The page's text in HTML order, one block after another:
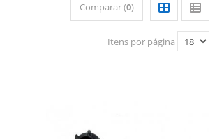
Comparar (0)
Itens por página